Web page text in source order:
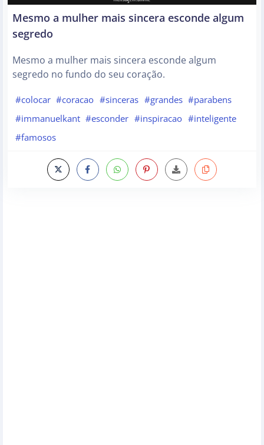
Mesmo a mulher mais sincera esconde algum
segredo
Mesmo a mulher mais sincera esconde algum
segredo no fundo do seu coração.
#colocar #coracao #sinceras #grandes #parabens
#immanuelkant #esconder #inspiracao #inteligente
#famosos